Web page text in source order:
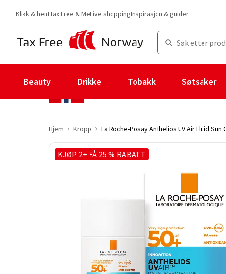
Klikk & hentTax Free & MeLive shoppingInspirasjon & guider
Beauty Drikke Tobakk Søtsaker
Hjem Kropp La Roche-Posay Anthelios UV Air Fluid Sun
KJØP 2+ FÅ 25 % RABATT